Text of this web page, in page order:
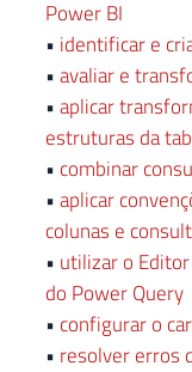
Power BI
• identificar e
•avaliar e
•aplicar
estruturas da
• combinar
•aplicar
colunas e
• utilizar o
do Power Query
• configurar o
• resolver erros